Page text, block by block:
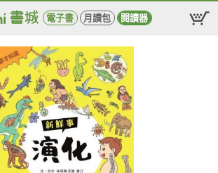
電子書 月讀包 閱讀器